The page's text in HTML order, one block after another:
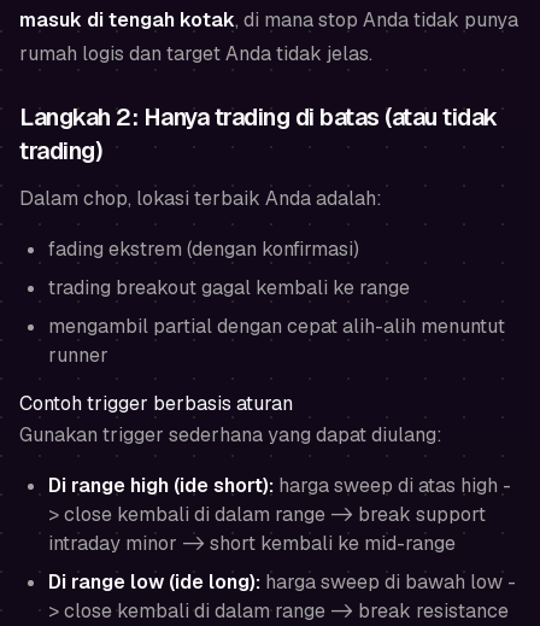
masuk di tengah kotak, di mana stop Anda tidak punya
rumah logis dan target Anda tidak jelas.
Langkah 2: Hanya trading di batas (atau tidak
trading)
Dalam chop, lokasi terbaik Anda adalah:
fading ekstrem (dengan konfirmasi)
trading breakout gagal kembali ke range
mengambil partial dengan cepat alih-alih menuntut
runner
Contoh trigger berbasis aturan
Gunakan trigger sederhana yang dapat diulang:
Di range high (ide short): harga sweep di atas high -
> close kembali di dalam range -> break support
intraday minor -> short kembali ke mid-range
Di range low (ide long): harga sweep di bawah low -
> close kembali di dalam range -> break resistance